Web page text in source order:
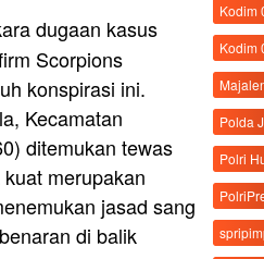
dugaan kasus
Scorpions
konspirasi ini.
Kecamatan
ditemukan tewas
merupakan
jasad sang
di balik
Kodim
Kodim
Polda
Polri